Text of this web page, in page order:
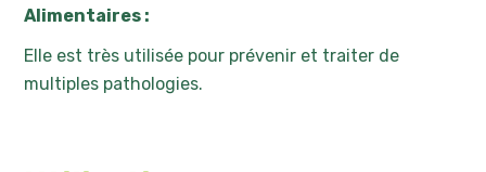
Alimentaires :
Elle est très utilisée pour prévenir et traiter de
multiples pathologies.